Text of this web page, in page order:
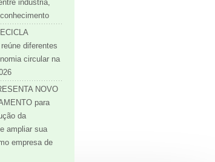
indústria,
diferentes
circular na
NOVO
para
da
ampliar sua
empresa de